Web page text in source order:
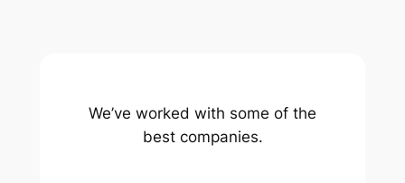
We’ve worked with some of the
best companies.